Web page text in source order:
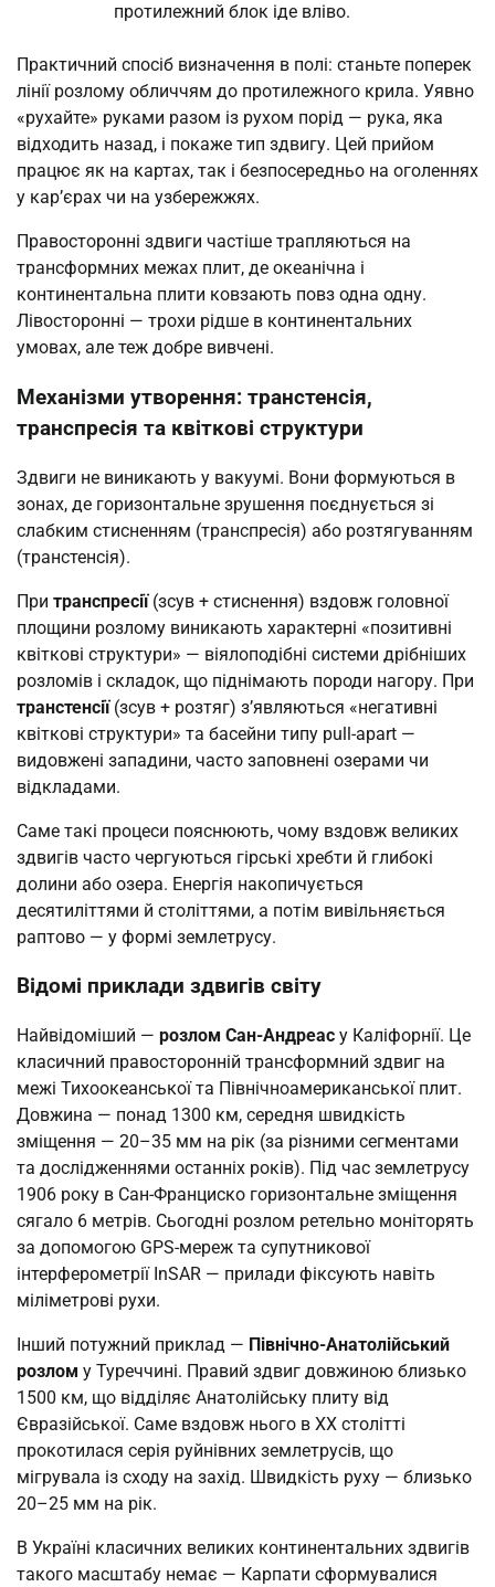
протилежний блок іде вліво.
Практичний спосіб визначення в полі: станьте поперек
лінії розлому обличчям до протилежного крила. Уявно
«рухайте» руками разом із рухом порід — рука, яка
відходить назад, і покаже тип здвигу. Цей прийом
працює як на картах, так і безпосередньо на оголеннях
у кар’єрах чи на узбережжях.
Правосторонні здвиги частіше трапляються на
трансформних межах плит, де океанічна і
континентальна плити ковзають повз одна одну.
Лівосторонні — трохи рідше в континентальних
умовах, але теж добре вивчені.
Механізми утворення: транстенсія,
транспресія та квіткові структури
Здвиги не виникають у вакуумі. Вони формуються в
зонах, де горизонтальне зрушення поєднується зі
слабким стисненням (транспресія) або розтягуванням
(транстенсія).
При транспресії(зсув + стиснення) вздовж головної
площини розлому виникають характерні «позитивні
квіткові структури» — віялоподібні системи дрібніших
розломів і складок, що піднімають породи нагору. При
транстенсії(зсув + розтяг) з’являються «негативні
квіткові структури» та басейни типу pull-apart —
видовжені западини, часто заповнені озерами чи
відкладами.
Саме такі процеси пояснюють, чому вздовж великих
здвигів часто чергуються гірські хребти й глибокі
долини або озера. Енергія накопичується
десятиліттями й століттями, а потім вивільняється
раптово — у формі землетрусу.
Відомі приклади здвигів світу
Найвідоміший — розлом Сан-Андреас у Каліфорнії. Це
класичний правосторонній трансформний здвиг на
межі Тихоокеанської та Північноамериканської плит.
Довжина — понад 1300 км, середня швидкість
зміщення — 20–35 мм на рік (за різними сегментами
та дослідженнями останніх років). Під час землетрусу
1906 року в Сан-Франциско горизонтальне зміщення
сягало 6 метрів. Сьогодні розлом ретельно моніторять
за допомогою GPS-мереж та супутникової
інтерферометрії InSAR — прилади фіксують навіть
міліметрові рухи.
Інший потужний приклад — Північно-Анатолійський
розлом у Туреччині. Правий здвиг довжиною близько
1500 км, що відділяє Анатолійську плиту від
Євразійської. Саме вздовж нього в XX столітті
прокотилася серія руйнівних землетрусів, що
мігрувала із сходу на захід. Швидкість руху — близько
20–25 мм на рік.
В Україні класичних великих континентальних здвигів
такого масштабу немає — Карпати сформувалися